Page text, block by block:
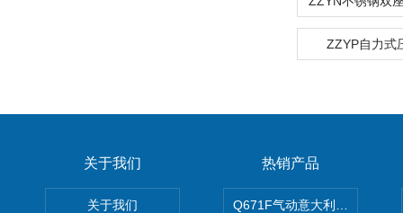
ZZYP自力式
关于我们
关于我们
热销产品
Q671F气动意大利式薄型球阀